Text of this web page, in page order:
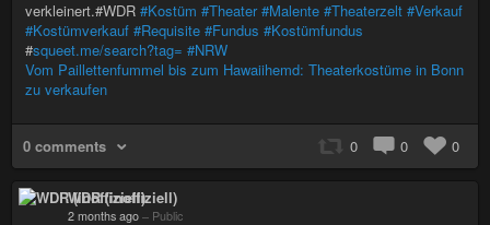
verkleinert.#WDR #Kostüm #Theater #Malente #Theaterzelt #Verkauf
#Kostümverkauf #Requisite #Fundus #Kostümfundus
#squeet.me/search?tag= #NRW
Vom Paillettenfummel bis zum Hawaiihemd: Theaterkostüme in Bonn
zu verkaufen
0 comments 0 0 0
WDR (inoffiziell)
2 months ago – Public